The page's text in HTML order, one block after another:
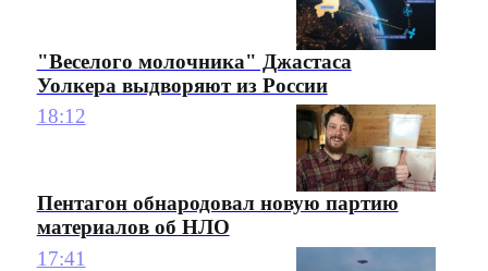
"Веселого молочника" Джастаса
Уолкера выдворяют из России
18:12
Пентагон обнародовал новую партию
материалов об НЛО
17:41